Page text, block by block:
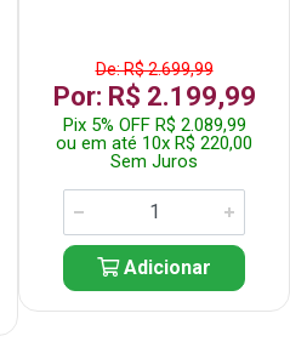
De: R$ 2.699,99
Por: R$ 2.199,99
Pix 5% OFF R$ 2.089,99
ou em até 10x R$ 220,00
Sem Juros
Adicionar